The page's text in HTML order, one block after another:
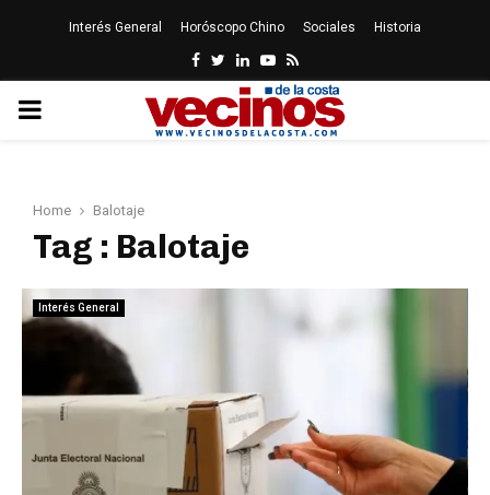
Interés General Horóscopo Chino Sociales Historia
Facebook
Twitter
LinkedinYoutube
Rss
PRIMARY
Home Balotaje
Tag : Balotaje
Interés General